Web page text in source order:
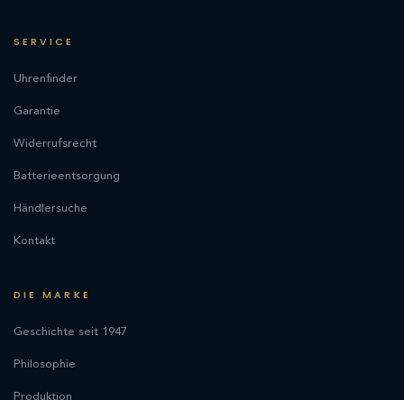
SERVICE
Uhrenfinder
Garantie
Widerrufsrecht
Batterieentsorgung
Händlersuche
Kontakt
DIE MARKE
Geschichte seit 1947
Philosophie
Produktion